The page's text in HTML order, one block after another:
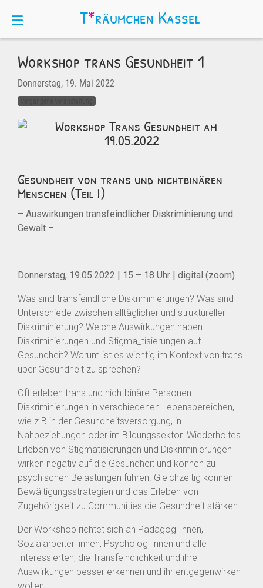
Workshop trans Gesundheit 1
Donnerstag, 19. Mai 2022
Gesundheit von trans und nichtbinären
Menschen (Teil I)
– Auswirkungen transfeindlicher Diskriminierung und
Gewalt –
Donnerstag, 19.05.2022 | 15 – 18 Uhr | digital (zoom)
Was sind transfeindliche Diskriminierungen? Was sind
Unterschiede zwischen alltäglicher und struktureller
Diskriminierung? Welche Auswirkungen haben
Diskriminierungen und Stigma_tisierungen auf
Gesundheit? Warum ist es wichtig im Kontext von trans
über Gesundheit zu sprechen?
Oft erleben trans und nichtbinäre Personen
Diskriminierungen in verschiedenen Lebensbereichen,
wie z.B.in der Gesundheitsversorgung, in
Nahbeziehungen oder im Bildungssektor. Wiederholtes
Erleben von Stigmatisierungen und Diskriminierungen
wirken negativ auf die Gesundheit und können zu
psychischen Belastungen führen. Gleichzeitig können
Bewältigungsstrategien und das Erleben von
Zugehörigkeit zu Communities die Gesundheit stärken.
Der Workshop richtet sich an Pädagog_innen,
Sozialarbeiter_innen, Psycholog_innen und alle
Interessierten, die Transfeindlichkeit und ihre
Auswirkungen besser erkennen und ihr entgegenwirken
T*räumchen Kassel